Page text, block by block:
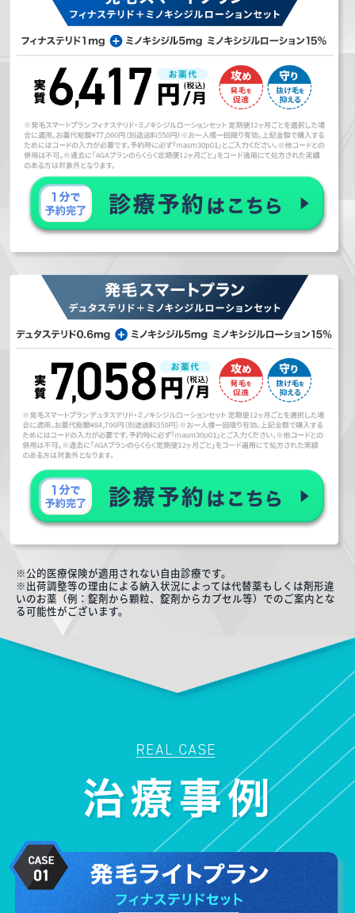
※公的医療保険が適用されない自由診療です。
※出荷調整等の理由による納入状況によっては代替薬もしくは剤形違
いのお薬（例：錠剤から顆粒、錠剤からカプセル等）でのご案内とな
る可能性がございます。